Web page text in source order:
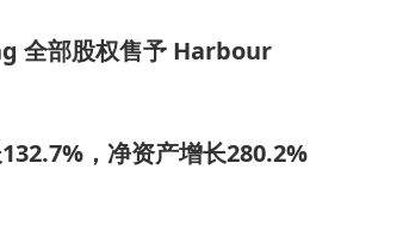
全部股权售予 Harbour
，净资产增长280.2%